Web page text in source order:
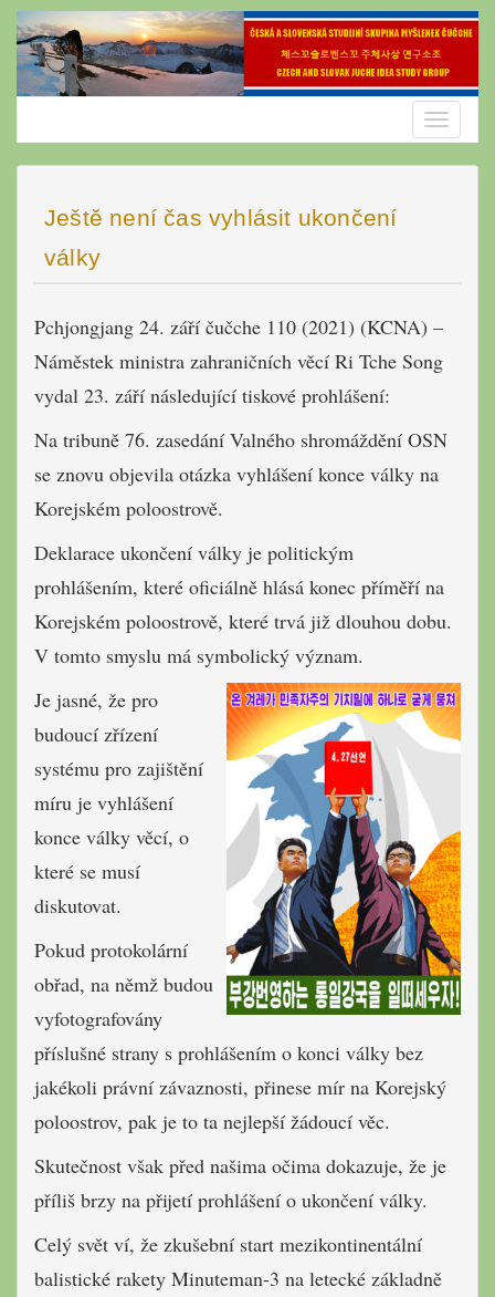
Skip
content
Toggle
Ještě není čas vyhlásit ukončení
války
Pchjongjang 24. září čučche 110 (2021) (KCNA) –
Náměstek ministra zahraničních věcí Ri Tche Song
vydal 23. září následující tiskové prohlášení:
Na tribuně 76. zasedání Valného shromáždění OSN
se znovu objevila otázka vyhlášení konce války na
Korejském poloostrově.
Deklarace ukončení války je politickým
prohlášením, které oficiálně hlásá konec příměří na
Korejském poloostrově, které trvá již dlouhou dobu.
V tomto smyslu má symbolický význam.
Je jasné, že pro
budoucí zřízení
systému pro zajištění
míru je vyhlášení
konce války věcí, o
které se musí
diskutovat.
Pokud protokolární
obřad, na němž budou
vyfotografovány
příslušné strany s prohlášením o konci války bez
jakékoli právní závaznosti, přinese mír na Korejský
poloostrov, pak je to ta nejlepší žádoucí věc.
Skutečnost však před našima očima dokazuje, že je
příliš brzy na přijetí prohlášení o ukončení války.
Celý svět ví, že zkušební start mezikontinentální
balistické rakety Minuteman-3 na letecké základně